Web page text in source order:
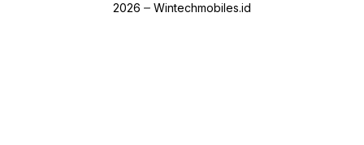
2026 Wintechmobiles.id